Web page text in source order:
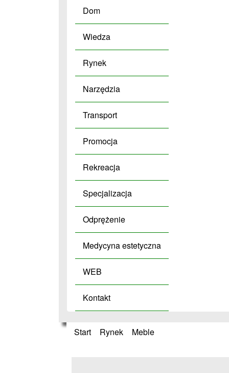
Dom
Wiedza
Rynek
Narzędzia
Transport
Promocja
Rekreacja
Specjalizacja
Odprężenie
Medycyna estetyczna
WEB
Kontakt
Start Rynek Meble